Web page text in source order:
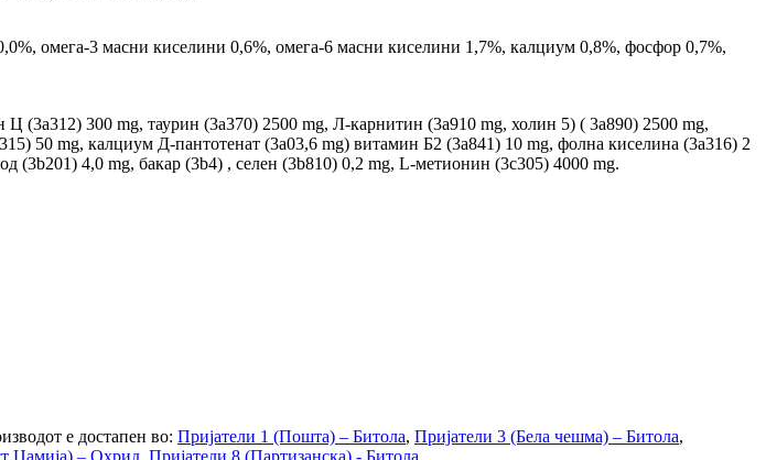
омега-3 масни киселини 0,6%, омега-6 масни киселини 1,7%, калциум 0,8%, фосфор 0,7%,
300 mg, таурин (3a370) 2500 mg, Л-карнитин (3a910 mg, холин 5) ( 3a890) 2500 mg,
50 mg, калциум Д-пантотенат (3a03,6 mg) витамин Б2 (3a841) 10 mg, фолна киселина (3a316) 2
(3b201) 4,0 mg, бакар (3b4) , селен (3b810) 0,2 mg, L-метионин (3c305) 4000 mg.
е достапен во: Пријатели 1 (Пошта) – Битола, Пријатели 3 (Бела чешма) – Битола,
Џамија) – Охрид Пријатели 8 (Партизанска) - Битола